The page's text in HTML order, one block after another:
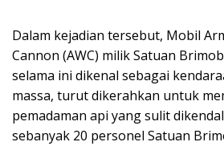
Dalam kejadian tersebut, Mobil
Cannon (AWC) milik Satuan
selama ini dikenal sebagai
massa, turut dikerahkan untuk
pemadaman api yang sulit
sebanyak 20 personel Satuan